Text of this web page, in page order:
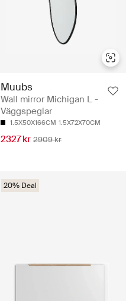
Muubs
Wall mirror Michigan L -
Väggspeglar
1.5X50X166CM 1.5X72X70CM
2327 kr 2909 kr
20% Deal